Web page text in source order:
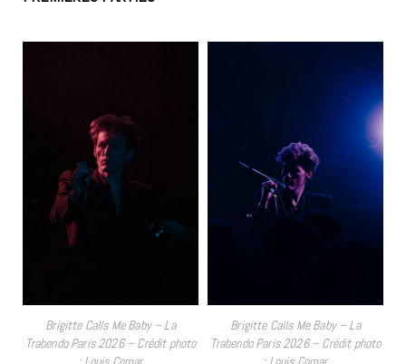
Brigitte Calls Me Baby – La
Trabendo Paris 2026 – Crédit photo
Brigitte Calls Me Baby – La
Trabendo Paris 2026 – Crédit photo